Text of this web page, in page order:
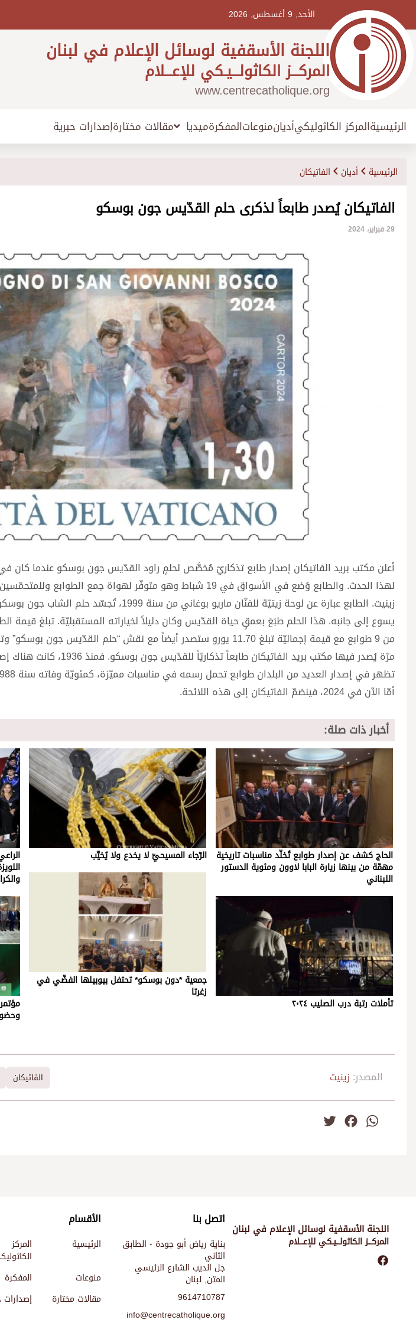
الأحد, 9 أغسطس, 2026
اللجنة الأسقفية لوسائل الإعلام في لبنان
المركـــز الكاثولـــيـكي للإعـــلام
www.centrecatholique.org
الرئيسيةالمركز الكاثوليكيأديانمنوعاتالمفكرةميديا مقالات مختارةإصدارات حبرية
الرئيسية أديان الفاتيكان
الفاتيكان يُصدر طابعاً لذكرى حلم القدّيس جون بوسكو
29 فبراير، 2024
أعلن مكتب بريد الفاتيكان إصدار طابع تذكاريّ مُخصَّص لحلمٍ راود القدّيس جون بوسكو عندما كان في
لهذا الحدث. والطابع وُضع في الأسواق في 19 شباط وهو متوفّر لهواة جمع
زينيت. الطابع عبارة عن لوحة زيتيّة للفنّان ماريو
مرّة يُصدر فيها مكتب بريد الفاتيكان
أمّا الآن في 2024، فينضمّ الفاتيكان إلى هذه اللائحة.
أخبار ذات صلة:
الحاج كشف عن إصدار طوابع تُخلّد مناسبات تاريخية
مهمّة من بينها زيارة البابا لاوون ومئوية الدستور
اللبناني
تأملات رتبة درب الصليب ٢٠٢٤
الرّجاء المسيحيّ لا يخدع ولا يُخيِّب
جمعية *دون بوسكو* تحتفل بيوبيلها الفضّي في
زغرتا
المصدر: زينيت الفاتيكان
WhatsApp
Facebook
اللجنة الأسقفية لوسائل الإعلام في لبنان
المركـــز الكاثولـــيـكي للإعـــلام
اتصل بنا
بناية رياض أبو جودة - الطابق
الثاني
جل الديب الشارع الرئيسي
المتن, لبنان
9614710787
info@centrecatholique.org
الأقسام
الرئيسية المركز
منوعات المفكرة
مقالات مختارة
إصدارات